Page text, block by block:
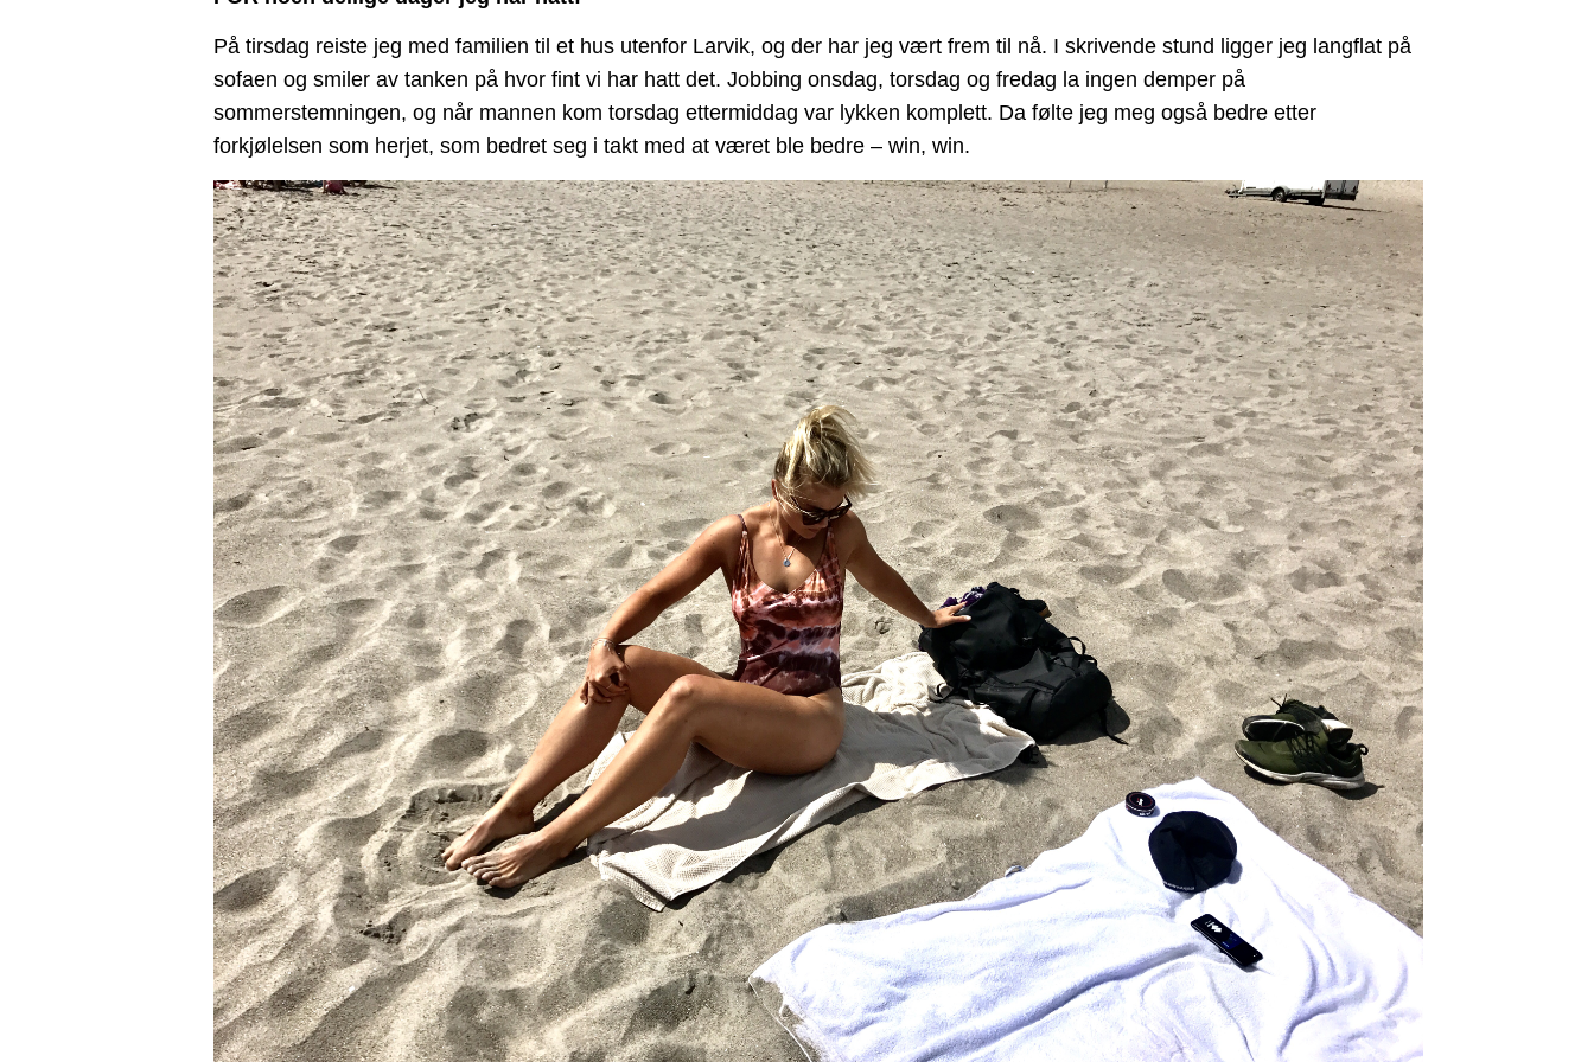
På tirsdag reiste jeg med familien til et hus utenfor Larvik, og der har jeg vært frem til nå. I skrivende stund ligger jeg langflat på
sofaen og smiler av tanken på hvor fint vi har hatt det. Jobbing onsdag, torsdag og fredag la ingen demper på
sommerstemningen, og når mannen kom torsdag ettermiddag var lykken komplett. Da følte jeg meg også bedre etter
forkjølelsen som herjet, som bedret seg i takt med at været ble bedre – win, win.